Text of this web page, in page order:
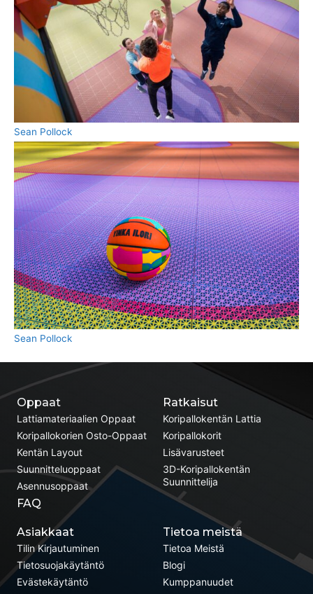
Sean Pollock
Sean Pollock
Ratkaisut
Koripallokentän Lattia
Koripallokorit
Lisävarusteet
3D-Koripallokentän
Suunnittelija
Oppaat
Lattiamateriaalien Oppaat
Koripallokorien Osto-Oppaat
Kentän Layout
Suunnitteluoppaat
Asennusoppaat
FAQ
Asiakkaat
Tilin Kirjautuminen
Tietosuojakäytäntö
Evästekäytäntö
Tietoa meistä
Tietoa Meistä
Blogi
Kumppanuudet